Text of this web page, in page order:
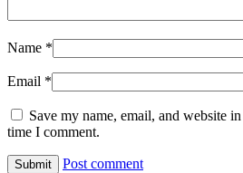
Name *
Email *
Save my name, email, and website
time I comment.
Post comment